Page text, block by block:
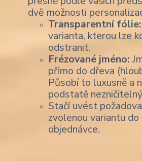
dvě možnosti
Transparentní fólie:
varianta, kterou lze
odstranit.
Frézované jméno:
přímo do dřeva
Působí to luxusně a
podstatě
Stačí uvést
zvolenou variantu
objednávce.